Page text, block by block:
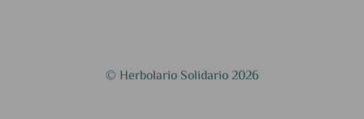
© Herbolario Solidario 2026